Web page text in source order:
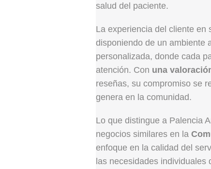
salud del paciente.
La experiencia del cliente en
disponiendo de un ambiente
personalizada, donde cada
atención. Con una
reseñas, su compromiso se
genera en la comunidad.
Lo que distingue a Palencia
negocios similares en la
enfoque en la calidad del
las necesidades individuales